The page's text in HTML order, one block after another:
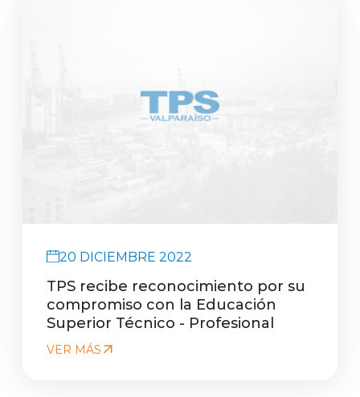
20 DICIEMBRE 2022
TPS recibe reconocimiento por su
compromiso con la Educación
Superior Técnico - Profesional
VER MÁS